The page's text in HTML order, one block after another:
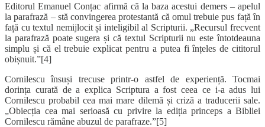
Editorul Emanuel Conțac afirmă că la baza acestui demers – apelul
la parafrază – stă convingerea protestantă că omul trebuie pus față în
față cu textul nemijlocit și inteligibil al Scripturii. „Recursul frecvent
la parafrază poate sugera și că textul Scripturii nu este întotdeauna
simplu și că el trebuie explicat pentru a putea fi înțeles de cititorul
obișnuit.”[4]
Cornilescu însuși trecuse printr-o astfel de experiență. Tocmai
dorința curată de a explica Scriptura a fost ceea ce i-a adus lui
Cornilescu probabil cea mai mare dilemă și criză a traducerii sale.
„Obiecția cea mai serioasă cu privire la ediția princeps a Bibliei
Cornilescu rămâne abuzul de parafraze.”[5]